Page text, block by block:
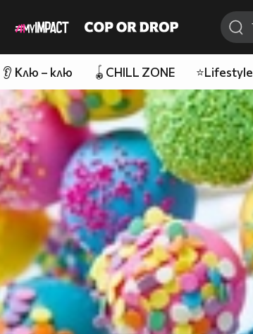
👂 Клю – клю 🪀CHILL ZONE ⭐Lifestyle